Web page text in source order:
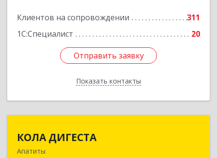
Клиентов на сопровождении
311
1С:Специалист
20
Отправить заявку
Показать контакты
Отправить заявку
Назад
КОЛА ДИГЕСТА
Апатиты